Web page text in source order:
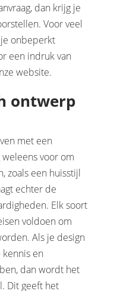
dan krijg je
Voor veel
onbeperkt
een indruk van
website.
ontwerp
met een
voor om
zoals een huisstijl
echter de
Elk soort
voldoen om
Als je design
kennis en
dan wordt het
Dit geeft het